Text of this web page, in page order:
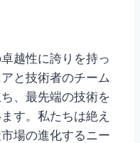
越性に誇りを持っ
と技術者のチーム
、最先端の技術を
す。私たちは絶え
場の進化するニー